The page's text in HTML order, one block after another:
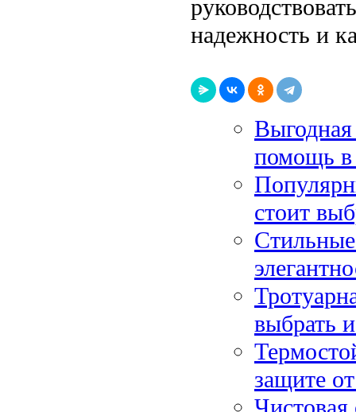
надежность и
Выгодная
помощь в
стоит
выбрать
защите